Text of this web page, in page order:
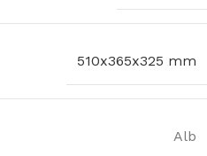
510x365x325 mm
Alb